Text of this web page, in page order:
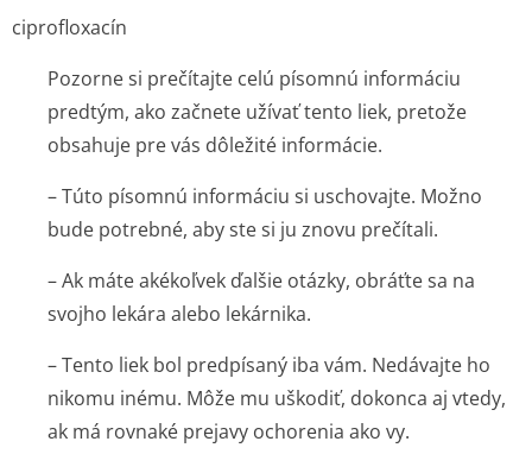
ciprofloxacín
Pozorne si prečítajte celú písomnú informáciu
predtým, ako začnete užívať tento liek, pretože
obsahuje pre vás dôležité informácie.
– Túto písomnú informáciu si uschovajte. Možno
bude potrebné, aby ste si ju znovu prečítali.
– Ak máte akékoľvek ďalšie otázky, obráťte sa na
svojho lekára alebo lekárnika.
– Tento liek bol predpísaný iba vám. Nedávajte ho
nikomu inému. Môže mu uškodiť, dokonca aj vtedy,
ak má rovnaké prejavy ochorenia ako vy.